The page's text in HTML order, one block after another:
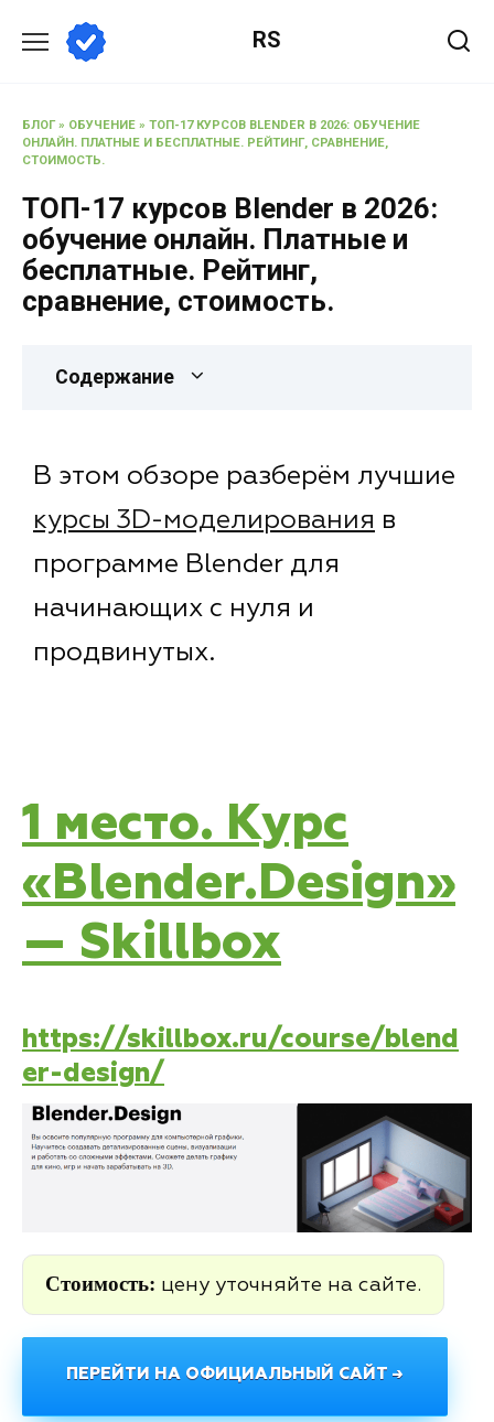
RS
БЛОГ» ОБУЧЕНИЕ » ТОП-17 КУРСОВ BLENDER В 2026: ОБУЧЕНИЕ
ОНЛАЙН. ПЛАТНЫЕ И БЕСПЛАТНЫЕ. РЕЙТИНГ, СРАВНЕНИЕ,
СТОИМОСТЬ.
ТОП-17 курсов Blender в 2026:
обучение онлайн. Платные и
бесплатные. Рейтинг,
сравнение, стоимость.
Содержание
В этом обзоре разберём лучшие
курсы 3D-моделирования в
программе Blender для
начинающих с нуля и
продвинутых.
1 место. Курс
«Blender.Design»
— Skillbox
https://skillbox.ru/course/blend
er-design/
Стоимость: цену уточняйте на сайте.
ПЕРЕЙТИ НА ОФИЦИАЛЬНЫЙ САЙТ →